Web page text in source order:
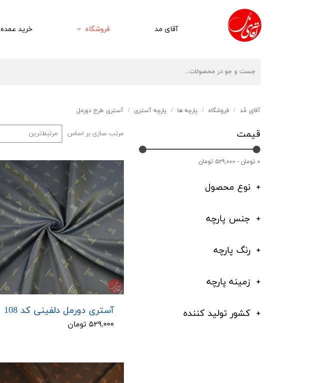
آقای مد فروشگاه خرید عمده
آقای مُد فروشگاه پارچه ها پارچه آستری آستری طرح دورمل
قیمت
۰ تومان - ۵۲۹,۰۰۰ تومان
کشور تولید کننده
رنگ پارچه
جنس پارچه
زمینه پارچه
نوع محصول
مرتب سازی بر اساس مرتبط‌ترین
آستری دورمل دلفینی کد 108
۵۲۹,۰۰۰ تومان